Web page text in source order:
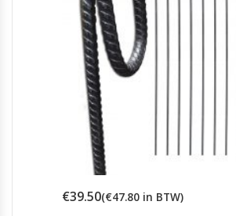
€39.50(€47.80 in BTW)